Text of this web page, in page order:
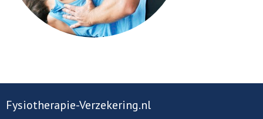
Fysiotherapie-Verzekering.nl